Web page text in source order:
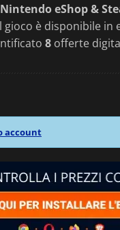
eShop &
gioco è disponibile in
8 offerte
account